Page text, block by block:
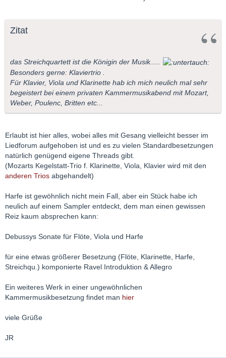
Zitat
das Streichquartett ist die Königin der Musik.....
Besonders gerne: Klaviertrio .
Für Klavier, Viola und Klarinette hab ich mich neulich mal sehr
begeistert bei einem privaten Kammermusikabend mit Mozart,
Weber, Poulenc, Britten etc...
Erlaubt ist hier alles, wobei alles mit Gesang vielleicht besser im
Liedforum aufgehoben ist und es zu vielen Standardbesetzungen
natürlich genügend eigene Threads gibt.
(Mozarts Kegelstatt-Trio f. Klarinette, Viola, Klavier wird mit den
anderen Trios abgehandelt)
Harfe ist gewöhnlich nicht mein Fall, aber ein Stück habe ich
neulich auf einem Sampler entdeckt, dem man einen gewissen
Reiz kaum absprechen kann:
Debussys Sonate für Flöte, Viola und Harfe
für eine etwas größerer Besetzung (Flöte, Klarinette, Harfe,
Streichqu.) komponierte Ravel Introduktion & Allegro
Ein weiteres Werk in einer ungewöhnlichen
Kammermusikbesetzung findet man hier
viele Grüße
JR